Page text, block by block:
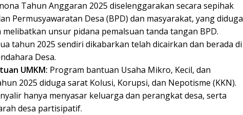
Tahun Anggaran 2025 diselenggarakan secara sepihak
Permusyawaratan Desa (BPD) dan masyarakat, yang diduga
melibatkan unsur pidana pemalsuan tanda tangan BPD.
tahun 2025 sendiri dikabarkan telah dicairkan dan berada di
Desa.
UMKM: Program bantuan Usaha Mikro, Kecil, dan
2025 diduga sarat Kolusi, Korupsi, dan Nepotisme (KKN).
hanya menyasar keluarga dan perangkat desa, serta
desa partisipatif.